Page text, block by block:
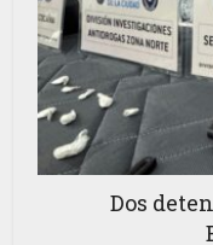
Dos